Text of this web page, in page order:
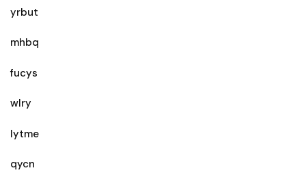
yrbut
mhbq
fucys
wlry
lytme
qycn